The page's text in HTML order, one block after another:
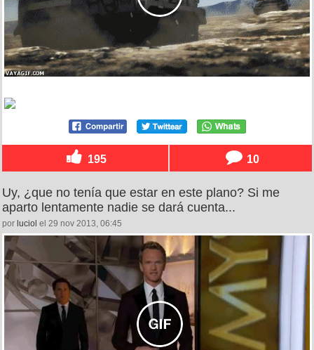
195 10
Uy, ¿que no tenía que estar en este plano? Si me
aparto lentamente nadie se dará cuenta...
por luciol el 29 nov 2013, 06:45